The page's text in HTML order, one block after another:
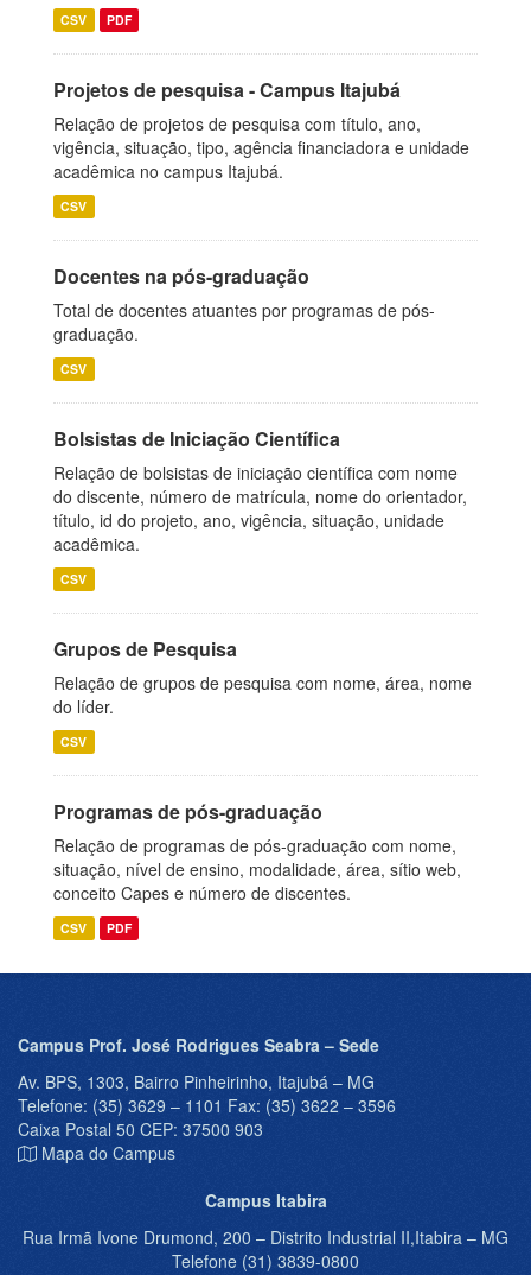
CSV PDF
Projetos de pesquisa - Campus Itajubá
Relação de projetos de pesquisa com título, ano,
vigência, situação, tipo, agência financiadora e unidade
acadêmica no campus Itajubá.
CSV
Docentes na pós-graduação
Total de docentes atuantes por programas de pós-
graduação.
CSV
Bolsistas de Iniciação Científica
Relação de bolsistas de iniciação científica com nome
do discente, número de matrícula, nome do orientador,
título, id do projeto, ano, vigência, situação, unidade
acadêmica.
CSV
Grupos de Pesquisa
Relação de grupos de pesquisa com nome, área, nome
do líder.
CSV
Programas de pós-graduação
Relação de programas de pós-graduação com nome,
situação, nível de ensino, modalidade, área, sítio web,
conceito Capes e número de discentes.
CSV PDF
Campus Prof. José Rodrigues Seabra – Sede
Av. BPS, 1303, Bairro Pinheirinho, Itajubá – MG
Telefone: (35) 3629 – 1101 Fax: (35) 3622 – 3596
Caixa Postal 50 CEP: 37500 903
Mapa do Campus
Campus Itabira
Rua Irmã Ivone Drumond, 200 – Distrito Industrial II,Itabira – MG
Telefone (31) 3839-0800